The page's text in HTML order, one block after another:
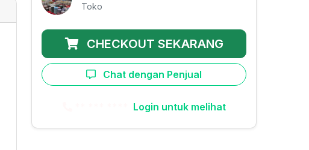
Toko
CHECKOUT SEKARANG
Chat dengan Penjual
Login untuk melihat